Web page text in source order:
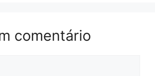
comentário